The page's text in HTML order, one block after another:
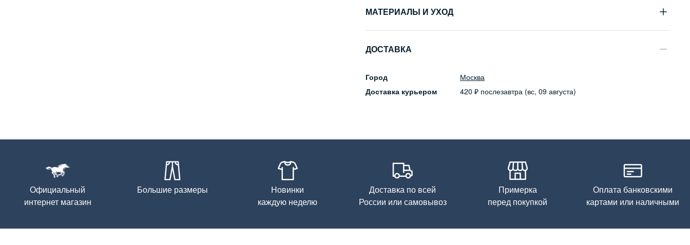
МАТЕРИАЛЫ И УХОД
Уход за изделием
запрещена
ДОСТАВКА
Город
Москва
Доставка курьером
420 ₽ послезавтра (вс, 09 августа)
Официальный
интернет магазин
Большие размеры
Новинки
каждую неделю
Доставка по всей
России или самовывоз
Примерка
перед покупкой
Оплата банковскими
картами или наличными